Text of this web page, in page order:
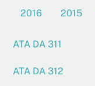
2016
2015
ATA DA 311
ATA DA 312